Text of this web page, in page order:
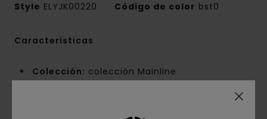
Style ELYJK00220 Código de color bst0
Características
Colección: colección Mainline
tratamiento duradero